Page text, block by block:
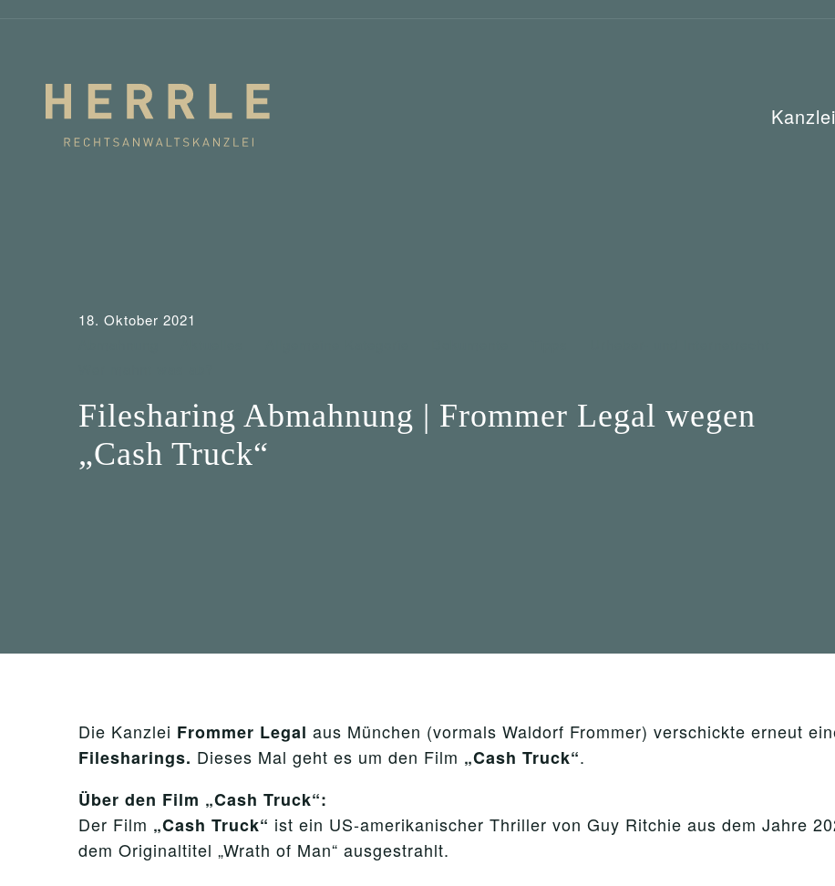
Kanzlei
18. Oktober 2021
Filesharing Abmahnung | Frommer Legal wegen
„Cash Truck“
Die Kanzlei Frommer Legal aus München (vormals Waldorf Frommer) verschickte erneut
Filesharings. Dieses Mal geht es um den Film „Cash Truck“.
Über den Film „Cash Truck“:
Der Film „Cash Truck“ ist ein US-amerikanischer Thriller von Guy Ritchie aus dem Jahre
dem Originaltitel „Wrath of Man“ ausgestrahlt.